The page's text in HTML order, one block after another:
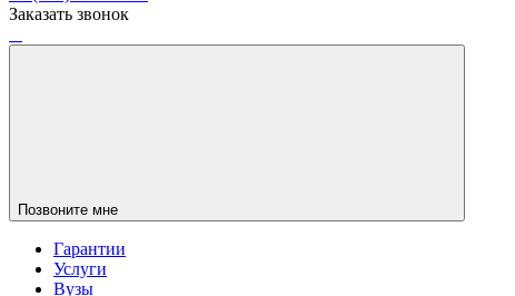
Заказать звонок
Позвоните мне
Гарантии
Услуги
Вузы